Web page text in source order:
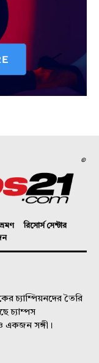
©
রিসোর্স সেন্টার
চ্যাম্পিয়নদের তৈরি
চ্যাম্পস
একজন সঙ্গী।